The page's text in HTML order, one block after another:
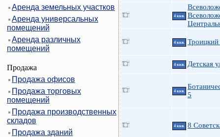
Аренда земельных участков
Аренда универсальных
помещений
Аренда различных
помещений
Продажа
Продажа офисов
Продажа торговых
помещений
Продажа производственных
складов
Продажа зданий
4 ккв.
4 ккв.
4 ккв. Детская
4 ккв.
5
4 ккв. 8